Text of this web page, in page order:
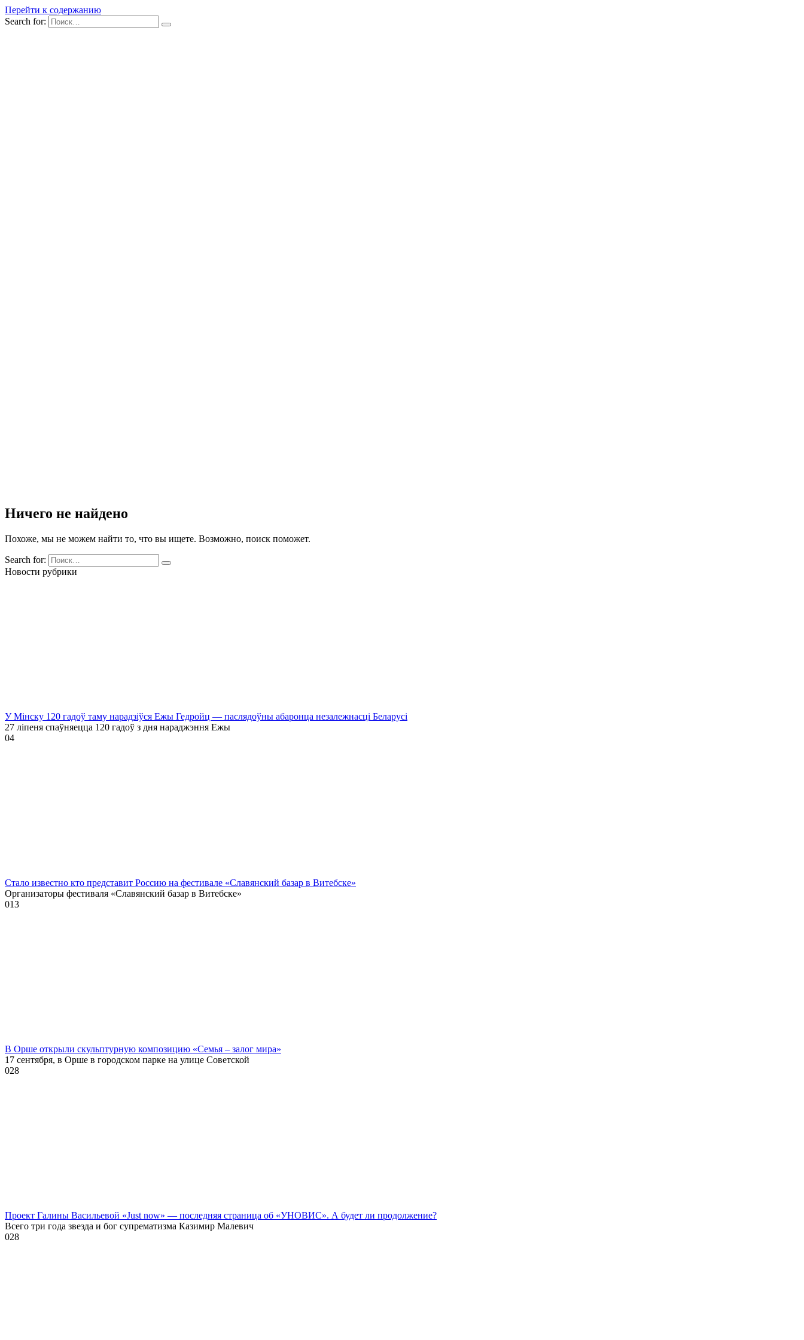
Перейти к содержанию
Search for:
Ничего не найдено
Похоже, мы не можем найти то, что вы ищете. Возможно, поиск поможет.
Search for:
Новости рубрики
У Мінску 120 гадоў таму нарадзіўся Ежы Гедройц — паслядоўны абаронца незалежнасці Беларусі
27 ліпеня спаўняецца 120 гадоў з дня нараджэння Ежы
04
Стало известно кто представит Россию на фестивале «Славянский базар в Витебске»
Организаторы фестиваля «Славянский базар в Витебске»
013
В Орше открыли скульптурную композицию «Семья – залог мира»
17 сентября, в Орше в городском парке на улице Советской
028
Проект Галины Васильевой «Just now» — последняя страница об «УНОВИС». А будет ли продолжение?
Всего три года звезда и бог супрематизма Казимир Малевич
028